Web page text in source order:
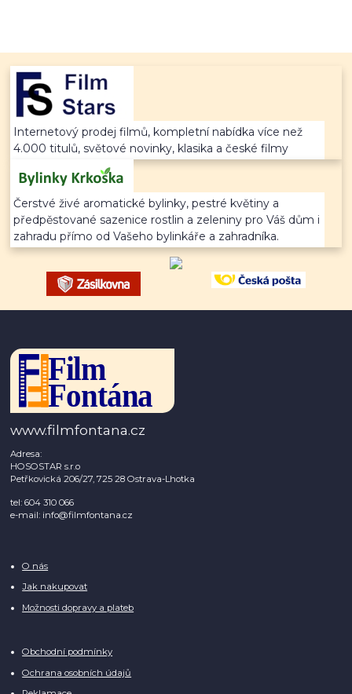
Internetový prodej filmů, kompletní nabídka více než
4.000 titulů, světové novinky, klasika a české filmy
Čerstvé živé aromatické bylinky, pestré květiny a
předpěstované sazenice rostlin a zeleniny pro Váš dům i
zahradu přímo od Vašeho bylinkáře a zahradníka.
www.filmfontana.cz
Adresa:
HOSOSTAR s.r.o
Petřkovická 206/27, 725 28 Ostrava-Lhotka
tel: 604 310 066
e-mail: info@filmfontana.cz
O nás
Jak nakupovat
Možnosti dopravy a plateb
Obchodní podmínky
Ochrana osobních údajů